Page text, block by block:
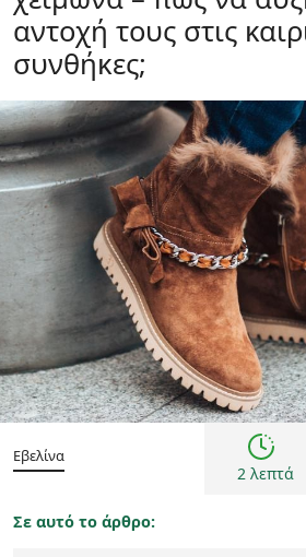
αντοχή τους στις
συνθήκες;
Εβελίνα
2 λεπτά
Σε αυτό το άρθρο: